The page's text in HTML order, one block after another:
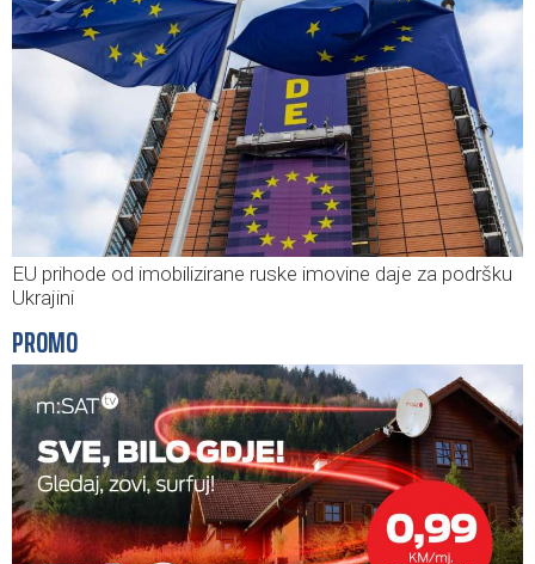
EU prihode od imobilizirane ruske imovine daje za podršku
Ukrajini
PROMO